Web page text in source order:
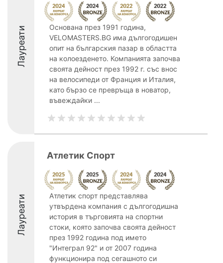
Лауреати
Основана през 1991 година,
VELOMASTERS.BG има дългогодишен
опит на българския пазар в областта
на колоезденето. Компанията започва
своята дейност през 1992 г. със внос
на велосипеди от Франция и Италия,
като бързо се превръща в новатор,
въвеждайки ...
Лауреати
Атлетик Спорт
Атлетик спорт представлява
утвърдена компания с дългогодишна
история в търговията на спортни
стоки, която започва своята дейност
през 1992 година под името
"Интеграл 92" и от 2007 година
функционира под сегашното си